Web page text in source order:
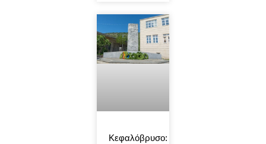
Κεφαλόβρυσο: